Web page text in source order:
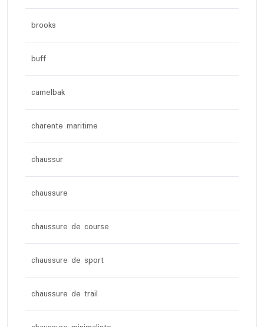
brooks
buff
camelbak
charente maritime
chaussur
chaussure
chaussure de course
chaussure de sport
chaussure de trail